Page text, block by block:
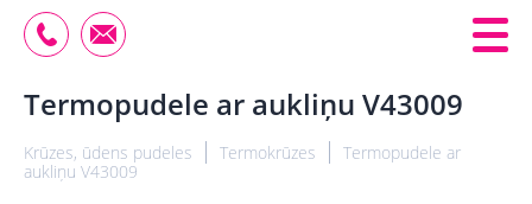
Termopudele ar aukliņu V43009
Krūzes, ūdens pudeles Termokrūzes
Termopudele ar
aukliņu V43009